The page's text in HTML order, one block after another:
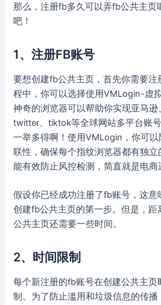
那么，注册fb多久可以弄fb公共主页
吧！
1、注册FB账号
要想创建fb公共主页，首先你需要
程中，你可以选择使用VMLogin-虚
神奇的浏览器可以帮助你实现亚马逊
twitter、tiktok等全球网站多平台账
一举多得啊！使用VMLogin，你可
联性，确保每个指纹浏览器都有独
能有效防止风控检测，简直就是电商
假设你已经成功注册了fb账号，这意
创建fb公共主页的第一步。但是，
公共主页还需要一些时间。
2、时间限制
每个新注册的fb账号在创建公共主页
制。为了防止滥用和垃圾信息的传播